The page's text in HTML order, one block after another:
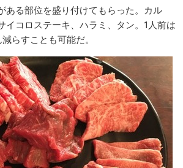
ある部位を盛り付けてもらった。カル
イコロステーキ、ハラミ、タン。1人前は
らすことも可能だ。